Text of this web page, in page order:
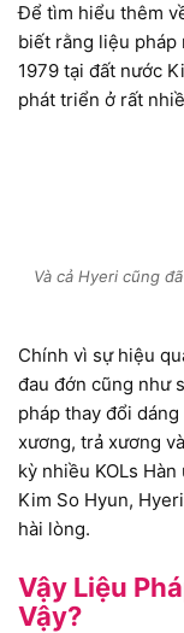
Để tìm hiểu thêm
biết rằng liệu pháp
1979 tại đất nước
phát triển ở rất
Và cả Hyeri cũng
Chính vì sự hiệu
đau đớn cũng như
pháp thay đổi
xương, trả xương
kỳ nhiều KOLs
Kim So Hyun,
hài lòng.
Vậy Liệu
Vậy?